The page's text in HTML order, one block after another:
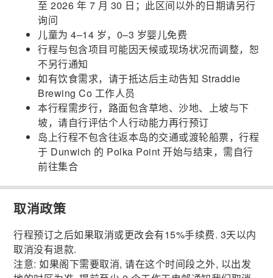
至 2026 年 7 月 30 日；此区间以外的日期请另行
询问
儿童为 4–14 岁，0–3 岁婴儿免费
行程与包含项目可能因天候或现场状况而调整，恕
不另行通知
如有饮食需求，请于抵达后主动告知 Straddie
Brewing Co 工作人员
本行程需步行，路面包含草地、沙地、上坡与下
坡，请自行评估个人行动能力再行预订
岛上行程不包含往返本岛的交通或渡轮船票，行程
于 Dunwich 的 Polka Point 开始与结束，需自行
前往集合
取消政策
行程预订之后如果取消或更改会有15%手续费. 3天以内
取消没有退款.
注意: 如果阁下需要取消, 请在这个时间段之外, 以出发